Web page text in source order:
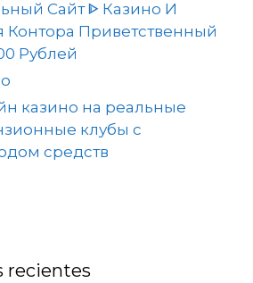
Сайт ᐈ Казино И
Контора Приветственный
Рублей
казино на реальные
клубы с
средств
recientes